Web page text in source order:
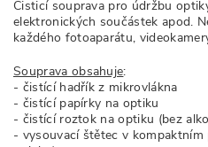
Čisticí souprava pro údržbu
elektronických součástek apod.
každého fotoaparátu,
Souprava obsahuje:
- čistící hadřík z mikrovlákna
- čistící papírky na optiku
- čistící roztok na optiku (bez
- vysouvací štětec v